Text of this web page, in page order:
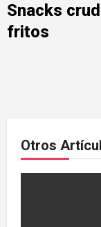
Snacks
fritos
Otros